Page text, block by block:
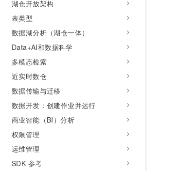
湖仓开放架构
表类型
数据湖分析（湖仓一体）
Data+AI和数据科学
多模态检索
近实时数仓
数据传输与迁移
数据开发：创建作业并运行
商业智能（BI）分析
权限管理
运维管理
SDK 参考